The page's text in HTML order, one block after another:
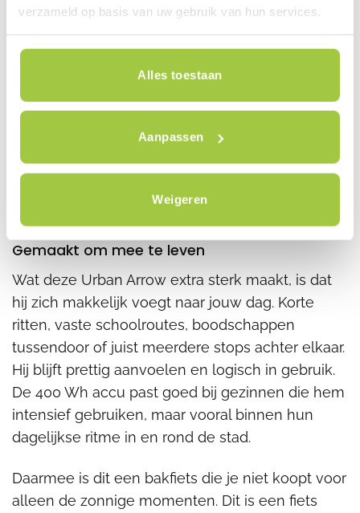
verzameld op basis van uw gebruik van hun services.
Alles toestaan
Aanpassen
Weigeren
maakt hem aantrekkelijk voor gezinnen die
bewust kiezen en daarbij ook gevoel hebben
voor design.
Een bakfiets is vaak een fiets die je bijna elke
dag gebruikt. Dan is het fijn als hij niet alleen
praktisch is, maar er ook goed uitziet. Deze
groene Urban Arrow brengt die twee mooi
Gemaakt om mee te leven
Wat deze Urban Arrow extra sterk maakt, is dat
hij zich makkelijk voegt naar jouw dag. Korte
ritten, vaste schoolroutes, boodschappen
tussendoor of juist meerdere stops achter elkaar.
Hij blijft prettig aanvoelen en logisch in gebruik.
De 400 Wh accu past goed bij gezinnen die hem
intensief gebruiken, maar vooral binnen hun
dagelijkse ritme in en rond de stad.
Daarmee is dit een bakfiets die je niet koopt voor
alleen de zonnige momenten. Dit is een fiets